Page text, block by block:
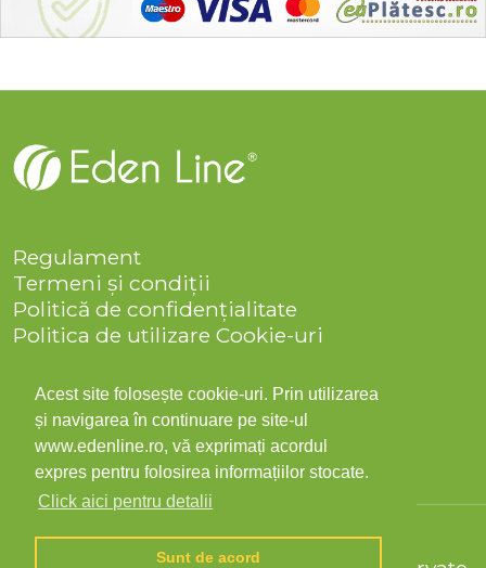
Acest site folosește cookie-uri. Prin utilizarea
și navigarea în continuare pe site-ul
www.edenline.ro, vă exprimați acordul
expres pentru folosirea informațiilor stocate.
Click aici pentru detalii
Sunt de acord
Regulament
Termeni și condiții
Politică de confidențialitate
Politica de utilizare Cookie-uri
Solicitare date personale
ANPC
Contact